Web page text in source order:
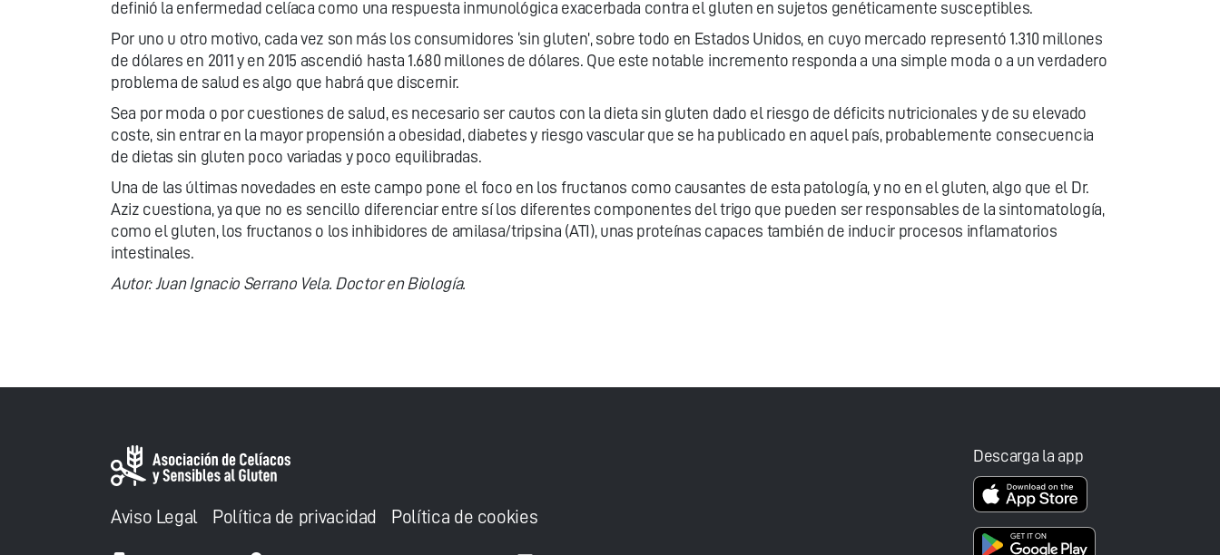
definió la enfermedad celíaca como una respuesta inmunológica exacerbada contra el gluten en sujetos genéticamente susceptibles.
Por uno u otro motivo, cada vez son más los consumidores ‘sin gluten’, sobre todo en Estados Unidos, en cuyo mercado representó 1.310 millones
de dólares en 2011 y en 2015 ascendió hasta 1.680 millones de dólares. Que este notable incremento responda a una simple moda o a un verdadero
problema de salud es algo que habrá que discernir.
Sea por moda o por cuestiones de salud, es necesario ser cautos con la dieta sin gluten dado el riesgo de déficits nutricionales y de su elevado
coste, sin entrar en la mayor propensión a obesidad, diabetes y riesgo vascular que se ha publicado en aquel país, probablemente consecuencia
de dietas sin gluten poco variadas y poco equilibradas.
Una de las últimas novedades en este campo pone el foco en los fructanos como causantes de esta patología, y no en el gluten, algo que el Dr.
Aziz cuestiona, ya que no es sencillo diferenciar entre sí los diferentes componentes del trigo que pueden ser responsables de la sintomatología,
como el gluten, los fructanos o los inhibidores de amilasa/tripsina (ATI), unas proteínas capaces también de inducir procesos inflamatorios
intestinales.
Autor: Juan Ignacio Serrano Vela. Doctor en Biología.
Aviso Legal Política de privacidad Política de cookies
Descarga la app